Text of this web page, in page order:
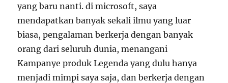
yang baru nanti. di microsoft, saya
mendapatkan banyak sekali ilmu yang luar
biasa, pengalaman berkerja dengan banyak
orang dari seluruh dunia, menangani
Kampanye produk Legenda yang dulu hanya
menjadi mimpi saya saja, dan berkerja dengan